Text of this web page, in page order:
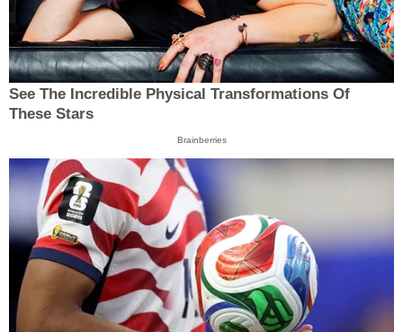
See The Incredible Physical Transformations Of
These Stars
Brainberries